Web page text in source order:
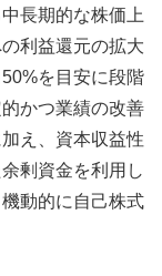
⻑期的な株価上
利益還元の拡⼤
を⽬安に段階
かつ業績の改善
え、資本収益性
剰資⾦を利⽤し
動的に⾃⼰株式